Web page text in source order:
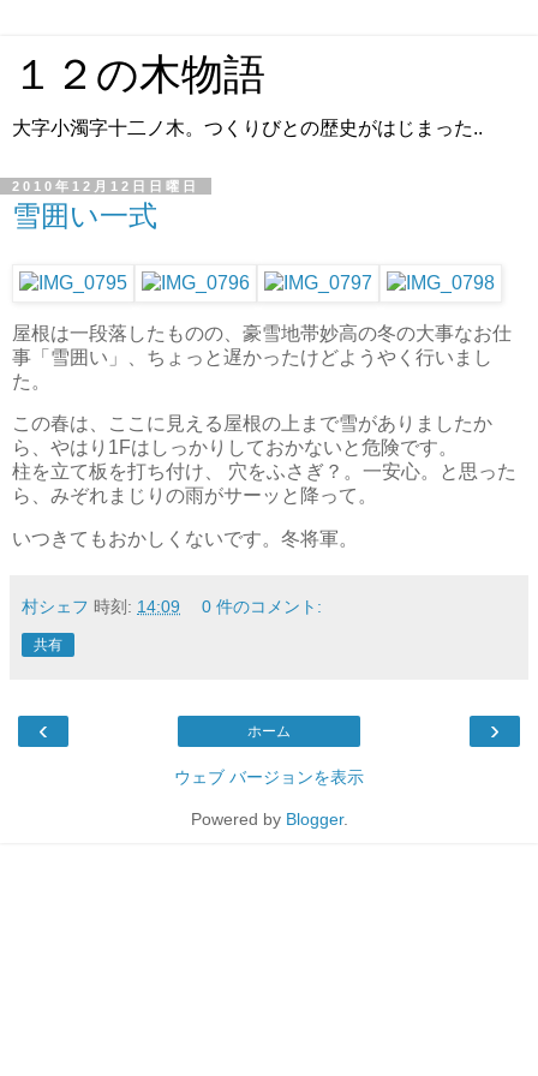
１２の木物語
大字小濁字十二ノ木。つくりびとの歴史がはじまった..
2010年12月12日日曜日
雪囲い一式
屋根は一段落したものの、豪雪地帯妙高の冬の大事なお仕
事「雪囲い」、ちょっと遅かったけどようやく行いまし
た。
この春は、ここに見える屋根の上まで雪がありましたか
ら、やはり1Fはしっかりしておかないと危険です。
柱を立て板を打ち付け、 穴をふさぎ？。一安心。と思った
ら、みぞれまじりの雨がサーッと降って。
いつきてもおかしくないです。冬将軍。
村シェフ 時刻: 14:09 0 件のコメント:
共有
‹ ›
ホーム
ウェブ バージョンを表示
Powered by Blogger.